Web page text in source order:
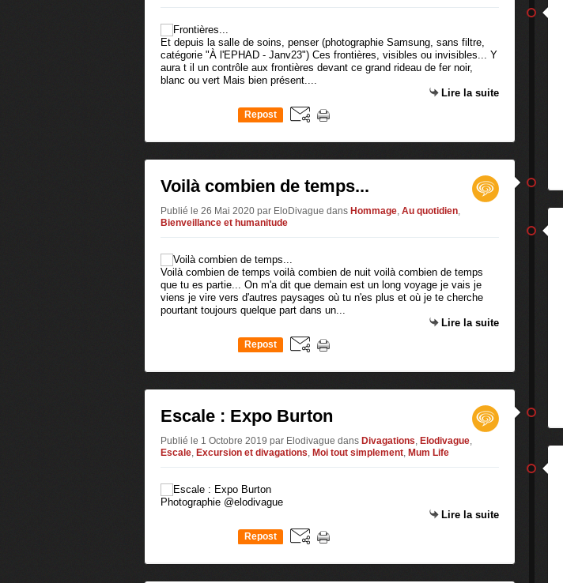
Et depuis la salle de soins, penser (photographie Samsung, sans filtre,
catégorie "À l'EPHAD - Janv23") Ces frontières, visibles ou invisibles... Y
aura t il un contrôle aux frontières devant ce grand rideau de fer noir,
blanc ou vert Mais bien présent....
Lire la suite
Repost
Voilà combien de temps...
Publié le 26 Mai 2020 par EloDivague dans Hommage, Au quotidien,
Bienveillance et humanitude
Voilà combien de temps voilà combien de nuit voilà combien de temps
que tu es partie... On m'a dit que demain est un long voyage je vais je
viens je vire vers d'autres paysages où tu n'es plus et où je te cherche
pourtant toujours quelque part dans un...
Lire la suite
Repost
Escale : Expo Burton
Publié le 1 Octobre 2019 par Elodivague dans Divagations, Elodivague,
Escale, Excursion et divagations, Moi tout simplement, Mum Life
Photographie @elodivague
Lire la suite
Repost